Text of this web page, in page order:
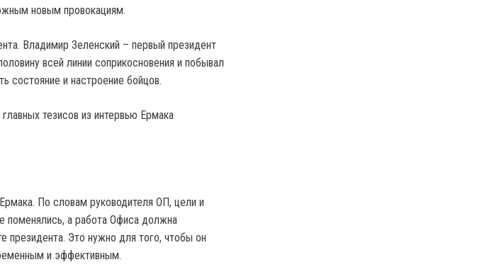
новым провокациям.
Владимир Зеленский – первый президент
всей линии соприкосновения и побывал
состояние и настроение бойцов.
По словам руководителя ОП, цели и
поменялись, а работа Офиса должна
президента. Это нужно для того, чтобы он
и эффективным.